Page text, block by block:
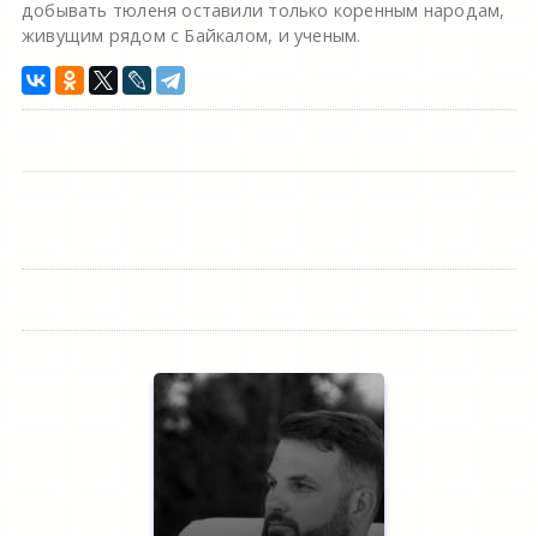
добывать тюленя оставили только коренным народам,
живущим рядом с Байкалом, и ученым.